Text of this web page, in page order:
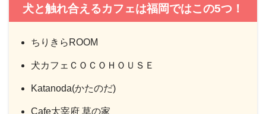
犬と触れ合えるカフェは福岡ではこの5つ！
ちりきらROOM
犬カフェＣＯＣＯＨＯＵＳＥ
Katanoda(かたのだ)
Cafe太宰府 草の家